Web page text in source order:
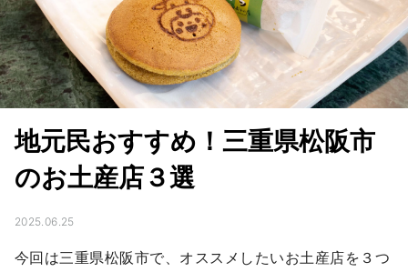
地元民おすすめ！三重県松阪市
のお土産店３選
2025.06.25
今回は三重県松阪市で、オススメしたいお土産店を３つ